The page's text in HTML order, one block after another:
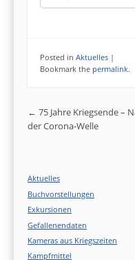
Posted in Aktuelles |
Bookmark the permalink.
Post
← 75 Jahre Kriegsende –
der Corona-Welle
Aktuelles
Buchvorstellungen
Exkursionen
Gefallenendaten
Kameras aus Kriegszeiten
Kampfmittel